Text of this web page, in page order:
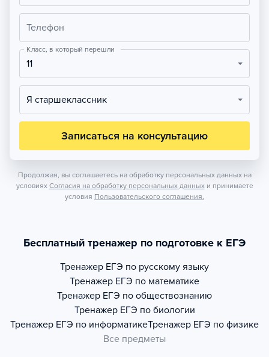
Телефон
Класс, в который перешли
11
Я старшеклассник
Записаться на консультацию
Продолжая, вы соглашаетесь на обработку персональных данных на
условиях Согласия на обработку персональных данных и принимаете
условия Пользовательского соглашения.
Бесплатный тренажер по подготовке к ЕГЭ
Тренажер ЕГЭ по русскому языку
Тренажер ЕГЭ по математике
Тренажер ЕГЭ по обществознанию
Тренажер ЕГЭ по биологии
Тренажер ЕГЭ по информатикеТренажер ЕГЭ по физике
Все предметы